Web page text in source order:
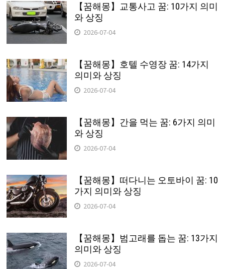
【꿈해몽】교통사고 꿈: 10가지 의미
와 상징
2026-07-04
【꿈해몽】호텔 수영장 꿈: 14가지
의미와 상징
2026-07-04
【꿈해몽】간을 먹는 꿈: 6가지 의미
와 상징
2026-07-04
【꿈해몽】떠다니는 오토바이 꿈: 10
가지 의미와 상징
2026-07-04
【꿈해몽】범고래를 돕는 꿈: 13가지
의미와 상징
2026-07-04